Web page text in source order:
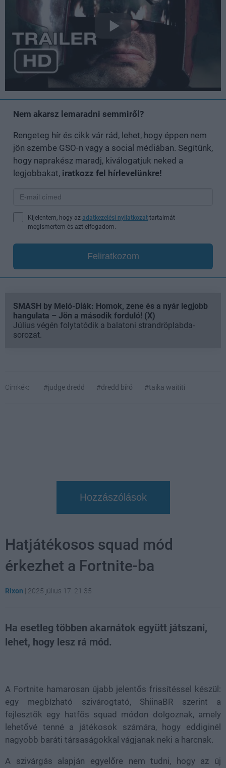
Nem akarsz lemaradni semmiről?
Rengeteg hír és cikk vár rád, lehet, hogy éppen nem
jön szembe GSO-n vagy a social médiában. Segítünk,
hogy naprakész maradj, kiválogatjuk neked a
legjobbakat, iratkozz fel hírlevelünkre!
Kijelentem, hogy az adatkezelési nyilatkozat tartalmát
megismertem és azt elfogadom.
Feliratkozom
SMASH by Meló-Diák: Homok, zene és a nyár legjobb
hangulata – Jön a második forduló! (X)
Július végén folytatódik a balatoni strandröplabda-
sorozat.
Címkék: #judge dredd #dredd bíró #taika waititi
Hozzászólások
Hatjátékosos squad mód
érkezhet a Fortnite-ba
Rixon | 2025 július 17. 21:35
Ha esetleg többen akarnátok együtt játszani,
lehet, hogy lesz rá mód.
A Fortnite hamarosan újabb jelentős frissítéssel készül:
egy megbízható szivárogtató, ShiinaBR szerint a
fejlesztők egy hatfős squad módon dolgoznak, amely
lehetővé tenné a játékosok számára, hogy eddiginél
nagyobb baráti társaságokkal vágjanak neki a harcnak.
A szivárgás alapján egyelőre nem tudni, hogy az új